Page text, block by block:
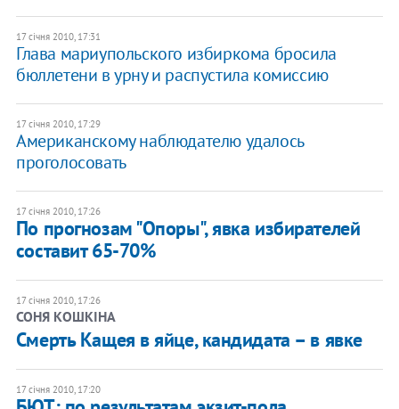
17 січня 2010, 17:31
Глава мариупольского избиркома бросила
бюллетени в урну и распустила комиссию
17 січня 2010, 17:29
Американскому наблюдателю удалось
проголосовать
17 січня 2010, 17:26
По прогнозам "Опоры", явка избирателей
составит 65-70%
17 січня 2010, 17:26
СОНЯ КОШКІНА
Смерть Кащея в яйце, кандидата – в явке
17 січня 2010, 17:20